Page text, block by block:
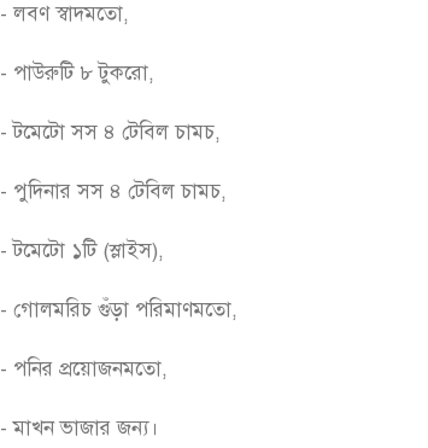
- লবণ স্বাদমতো,
- পাউরুটি ৮ টুকরো,
- টমেটো সস ৪ টেবিল চামচ,
- পুদিনার সস ৪ টেবিল চামচ,
- টমেটো ১টি (স্লাইস),
- গোলমরিচ গুঁড়া পরিমাণমতো,
- পনির প্রয়োজনমতো,
- মাখন ভাজার জন্য।